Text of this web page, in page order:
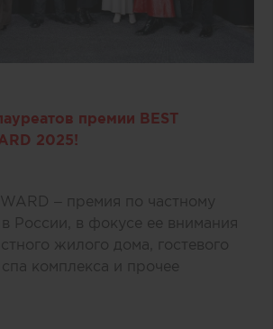
премии BEST
2025!
– премия по частному
России, в фокусе ее внимания
жилого дома, гостевого
комплекса и прочее